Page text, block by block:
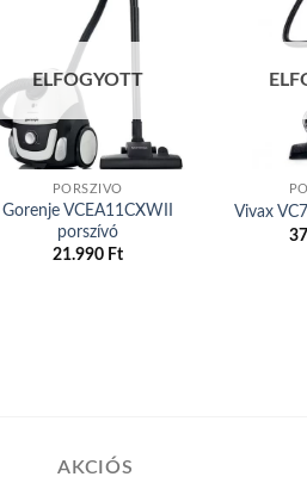
Add to
wishlist
ELFOGYOTT
PORSZÍVÓ
Gorenje VCEA11CXWII
porszívó
21.990 Ft
Vivax
AKCIÓS